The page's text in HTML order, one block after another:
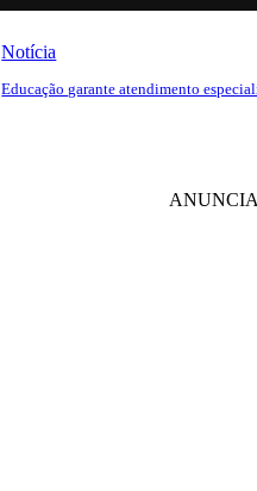
Notícia
Educação garante atendimento